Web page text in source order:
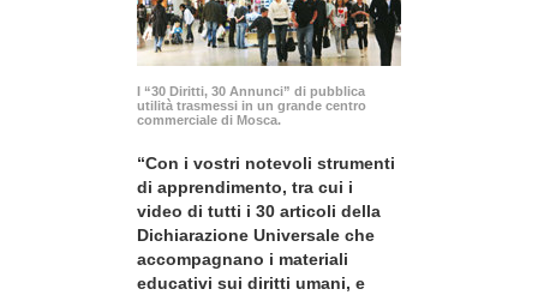
I “30 Diritti, 30 Annunci” di pubblica
utilità trasmessi in un grande centro
commerciale di Mosca.
“Con i vostri notevoli strumenti
di apprendimento, tra cui i
video di tutti i 30 articoli della
Dichiarazione Universale che
accompagnano i materiali
educativi sui diritti umani, e